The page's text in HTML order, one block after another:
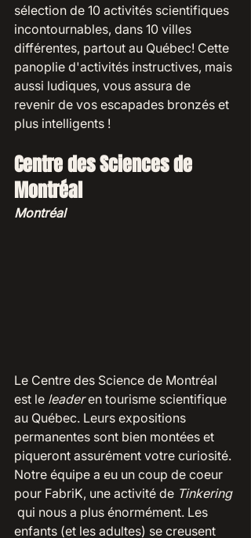
sélection de 10 activités scientifiques
incontournables, dans 10 villes
différentes, partout au Québec! Cette
panoplie d'activités instructives, mais
aussi ludiques, vous assura de
revenir de vos escapades bronzés et
plus intelligents !
Centre des Sciences de
Montréal
Montréal
Le Centre des Science de Montréal
est le leader en tourisme scientifique
au Québec. Leurs expositions
permanentes sont bien montées et
piqueront assurément votre curiosité.
Notre équipe a eu un coup de coeur
pour FabriK, une activité de Tinkering
qui nous a plus énormément. Les
enfants (et les adultes) se creusent